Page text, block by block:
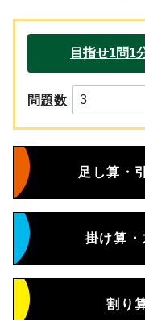
問題数
足し算・
掛け算・
割り